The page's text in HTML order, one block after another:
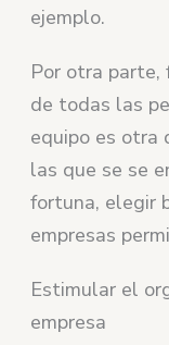
ejemplo.
Por otra parte,
de todas las
equipo es otra
las que se se
fortuna, elegir
empresas
Estimular el
empresa